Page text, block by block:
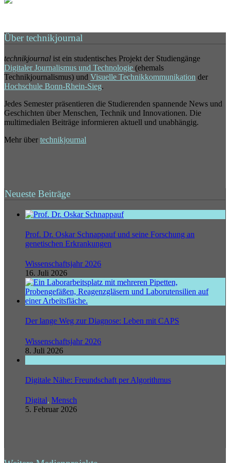
Über technikjournal
technikjournal ist ein studentisches Projekt der Studiengänge
Digitaler Journalismus und Technologie (ehemals
Technikjournalismus) und Visuelle Technikkommunikation der
Hochschule Bonn-Rhein-Sieg.
Jedes Semester präsentieren die Studierenden spannende News und
Geschichten über Menschen, Technik und Innovationen. Die
multimedialen Beiträge informieren aktuell und unabhängig.
Mehr über technikjournal
Neueste Beiträge
Prof. Dr. Oskar Schnappauf und seine Forschung an
genetischen Erkrankungen
Wissenschaftsjahr 2026
16. Juli 2026
Der lange Weg zur Diagnose: Leben mit CAPS
Wissenschaftsjahr 2026
8. Juli 2026
Digitale Nähe: Freundschaft per Algorithmus
Digital, Mensch
5. Februar 2026